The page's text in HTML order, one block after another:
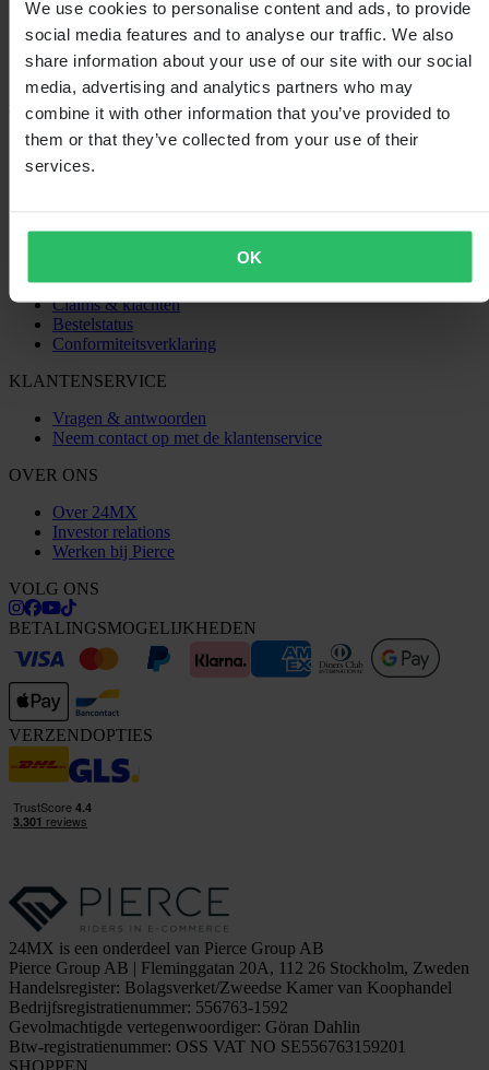
We use cookies to personalise content and ads, to provide
social media features and to analyse our traffic. We also
share information about your use of our site with our social
media, advertising and analytics partners who may
combine it with other information that you’ve provided to
them or that they’ve collected from your use of their
services.
OK
SHOPPEN
Algemene Voorwaarden
Betaling
Informatie over recycling
Claims & klachten
Bestelstatus
Conformiteitsverklaring
KLANTENSERVICE
Vragen & antwoorden
Neem contact op met de klantenservice
OVER ONS
Over 24MX
Investor relations
Werken bij Pierce
VOLG ONS
BETALINGSMOGELIJKHEDEN
VERZENDOPTIES
24MX is een onderdeel van Pierce Group AB
Pierce Group AB | Fleminggatan 20A, 112 26 Stockholm, Zweden
Handelsregister: Bolagsverket/Zweedse Kamer van Koophandel
Bedrijfsregistratienummer: 556763-1592
Gevolmachtigde vertegenwoordiger: Göran Dahlin
Btw-registratienummer: OSS VAT NO SE556763159201